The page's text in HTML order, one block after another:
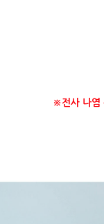
※전사 나염